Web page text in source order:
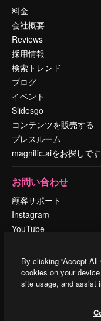
料金
会社概要
Reviews
採用情報
検索トレンド
ブログ
イベント
Slidesgo
コンテンツを販売する
プレスルーム
magnific.aiをお探しで
お問い合わせ
顧客サポート
Instagram
YouTube
TikTok
Discord
By clicking “Accept
cookies on your
site usage, and assist